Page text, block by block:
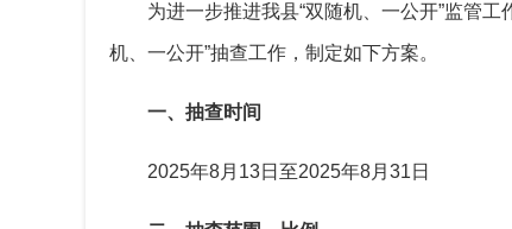
为进一步推进我县“双随机、一公开”监管
机、一公开”抽查工作，制定如下方案。
一、抽查时间
2025年8月13日至2025年8月31日